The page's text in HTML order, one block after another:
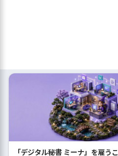
「デジタル秘書 ミーナ」を雇うこ